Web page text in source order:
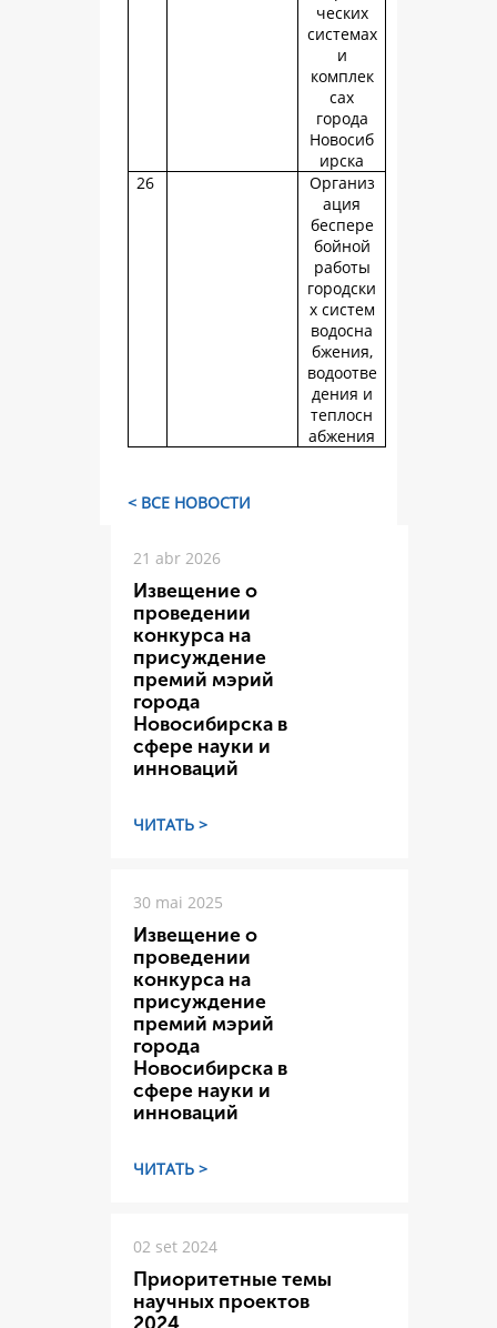
ческих
системах
и
комплек
сах
города
Новосиб
ирска
26
Организ
ация
беспере
бойной
работы
городски
х систем
водосна
бжения,
водоотве
дения и
теплосн
абжения
< ВСЕ НОВОСТИ
21 abr 2026
Извещение о
проведении
конкурса на
присуждение
премий мэрий
города
Новосибирска в
сфере науки и
инноваций
ЧИТАТЬ >
30 mai 2025
Извещение о
проведении
конкурса на
присуждение
премий мэрий
города
Новосибирска в
сфере науки и
инноваций
ЧИТАТЬ >
02 set 2024
Приоритетные темы
научных проектов